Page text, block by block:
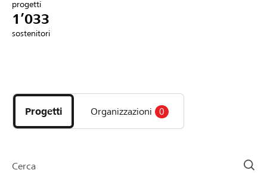
Collegarsi
DE FR IT
progetti
1’033
sostenitori
i
progetti
e
della
Progetti Organizzazioni 0
Cerca